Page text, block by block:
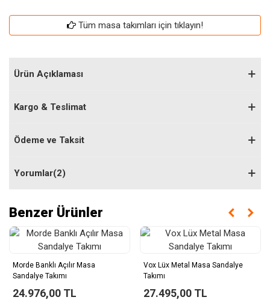
Tüm masa takımları için tıklayın!
Ürün Açıklaması
Kargo & Teslimat
Ödeme ve Taksit
Yorumlar(2)
Benzer Ürünler
Morde Banklı Açılır Masa
Sandalye Takımı
24.976,00 TL
Vox Lüx Metal Masa Sandalye
Takımı
27.495,00 TL